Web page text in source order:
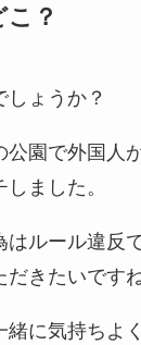
こ？
しょうか？
公園で外国人
ました。
はルール違反
きたいですね
緒に気持ちよ